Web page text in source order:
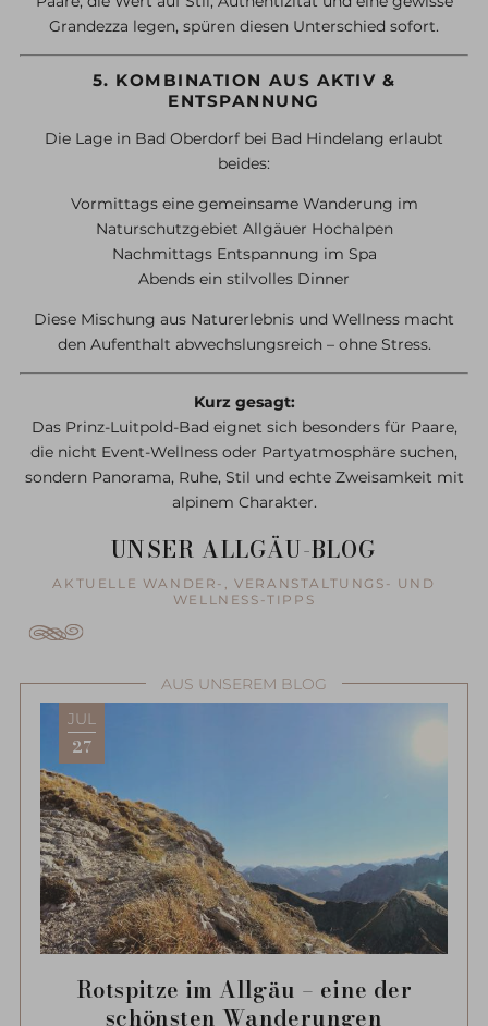
Grandezza legen, spüren diesen Unterschied sofort.
5. KOMBINATION AUS AKTIV &
ENTSPANNUNG
Die Lage in Bad Oberdorf bei Bad Hindelang erlaubt
beides:
Vormittags eine gemeinsame Wanderung im
Naturschutzgebiet Allgäuer Hochalpen
Nachmittags Entspannung im Spa
Abends ein stilvolles Dinner
Diese Mischung aus Naturerlebnis und Wellness macht
den Aufenthalt abwechslungsreich – ohne Stress.
Kurz gesagt:
Das Prinz-Luitpold-Bad eignet sich besonders für Paare,
die nicht Event-Wellness oder Partyatmosphäre suchen,
sondern Panorama, Ruhe, Stil und echte Zweisamkeit mit
alpinem Charakter.
UNSER ALLGÄU-BLOG
AKTUELLE WANDER-, VERANSTALTUNGS- UND
WELLNESS-TIPPS
AUS UNSEREM BLOG
JUL
27
Rotspitze im Allgäu – eine der
schönsten Wanderungen